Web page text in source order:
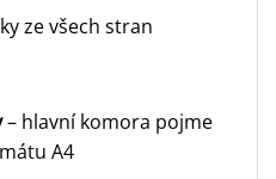
ze všech stran
– hlavní komora pojme
A4